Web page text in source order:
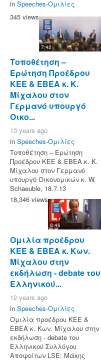
in Speeches-Ομιλίες
345 views
7:42
Τοποθέτηση –
Ερώτηση Προέδρου
ΚΕΕ & ΕΒΕΑ κ. K.
Μίχαλου στον
Γερμανό υπουργό
Οικο...
13 years ago
in Speeches-Ομιλίες
Τοποθέτηση – Ερώτηση
Προέδρου ΚΕΕ & ΕΒΕΑ κ. K.
Μίχαλου στον Γερμανό
υπουργό Οικονομικών κ. W.
Schaeuble, 18.7.13
18,346 views
8:46
Ομιλία προέδρου
ΚΕΕ & ΕΒΕΑ κ. Κων.
Μίχαλου στην
εκδήλωση - debate του
Ελληνικού...
12 years ago
in Speeches-Ομιλίες
Ομιλία προέδρου ΚΕΕ &
ΕΒΕΑ κ. Κων. Μίχαλου στην
εκδήλωση - debate του
Ελληνικού Συλλόγου
Αποφοίτων LSE: Μάκης